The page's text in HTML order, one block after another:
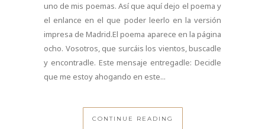
uno de mis poemas. Así que aquí dejo el poema y
el enlance en el que poder leerlo en la versión
impresa de Madrid.El poema aparece en la página
ocho. Vosotros, que surcáis los vientos, buscadle
y encontradle. Este mensaje entregadle: Decidle
que me estoy ahogando en este...
CONTINUE READING